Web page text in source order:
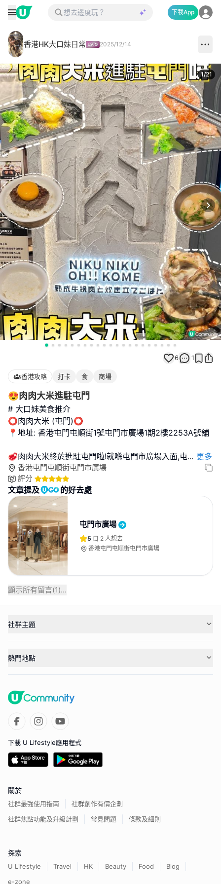
下載App
香港HK大口妹日常 2025/12/14
1/21
6 1
香港攻略 打卡 食 商場
😍肉肉大米進駐屯門
# 大口妹美食推介
⭕️肉肉大米 (屯門)⭕️
📍地址: 香港屯門屯順街1號屯門市廣場1期2樓2253A號舖
🥩肉肉大米終於進駐屯門啦!就喺屯門市廣場入面,屯... 更多
香港屯門屯順街屯門市廣場
評分
文章提及 的好去處
屯門市廣場
5 2 人想去
香港屯門屯順街屯門市廣場
顯示所有留言(1)...
社群主題
熱門地點
下載 U Lifestyle應用程式
關於
社群最強使用指南
社群創作有價企劃
社群焦點功能及升級計劃
常見問題 條款及細則
探索
U Lifestyle Travel HK Beauty Food
Blog
e-zone